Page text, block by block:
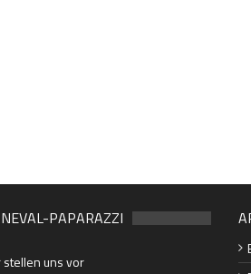
PAPARAZZI
stellen uns vor